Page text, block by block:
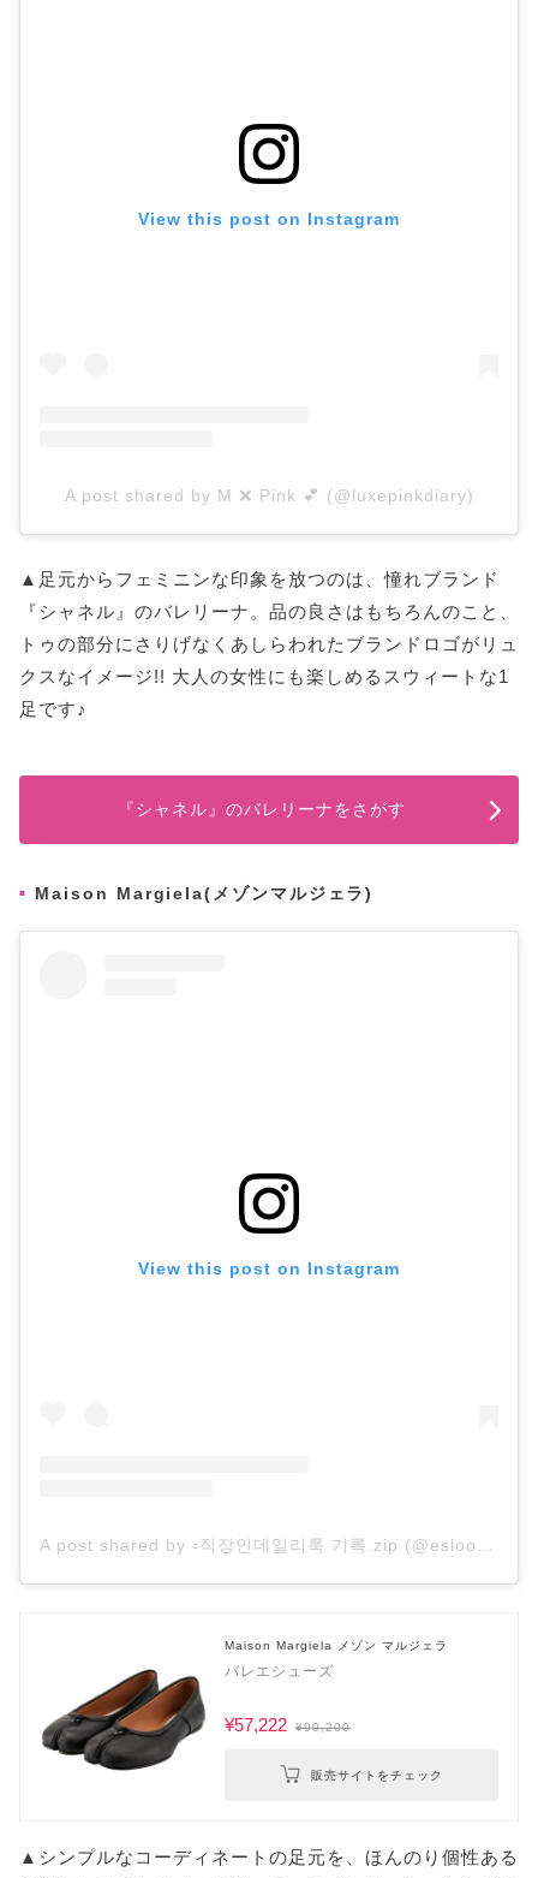
View this post on Instagram
A post shared by M ❌ Pink 💕 (@luxepinkdiary)
▲足元からフェミニンな印象を放つのは、憧れブランド
『シャネル』のバレリーナ。品の良さはもちろんのこと、
トゥの部分にさりげなくあしらわれたブランドロゴがリュ
クスなイメージ!! 大人の女性にも楽しめるスウィートな1
足です♪
『シャネル』のバレリーナをさがす
Maison Margiela(メゾンマルジェラ)
View this post on Instagram
A post shared by ▫️직장인데일리룩 기록.zip (@eslook_)
Maison Margiela メゾン マルジェラ
バレエシューズ
¥57,222 ¥90,200
販売サイトをチェック
▲シンプルなコーディネートの足元を、ほんのり個性ある